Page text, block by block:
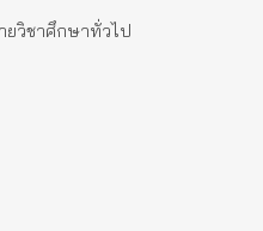
ยวิชาศึกษาทั่วไป